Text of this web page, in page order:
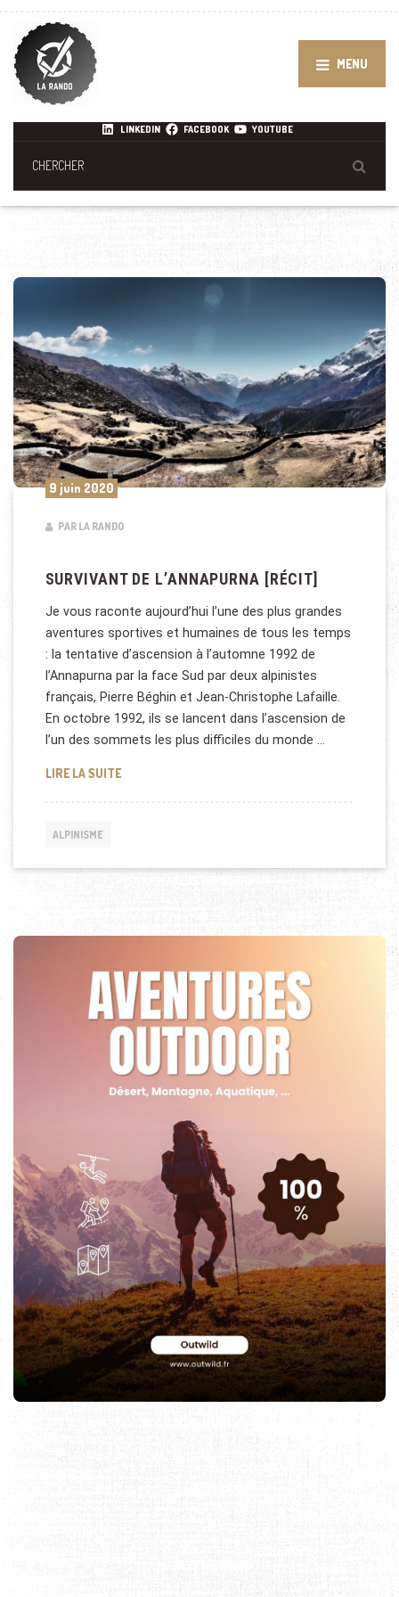
MENU
LINKEDIN FACEBOOK YOUTUBE
9 juin 2020
PAR LA RANDO
SURVIVANT DE L’ANNAPURNA [RÉCIT]
Je vous raconte aujourd’hui l’une des plus grandes
aventures sportives et humaines de tous les temps
: la tentative d’ascension à l’automne 1992 de
l’Annapurna par la face Sud par deux alpinistes
français, Pierre Béghin et Jean-Christophe Lafaille.
En octobre 1992, ils se lancent dans l’ascension de
l’un des sommets les plus difficiles du monde …
LIRE LA SUITESURVIVANT DE L’ANNAPURNA [RÉCIT]
ALPINISME